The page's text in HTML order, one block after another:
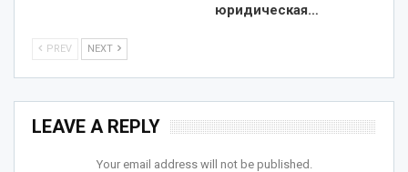
юридическая…
PREV NEXT
LEAVE A REPLY
Your email address will not be published.